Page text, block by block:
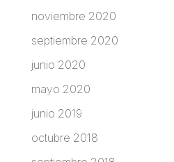
noviembre 2020
septiembre 2020
junio 2020
mayo 2020
junio 2019
octubre 2018